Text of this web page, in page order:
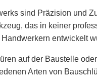
sind Präzision und
das in keiner
entwickelt
auf der Baustelle
Arten von